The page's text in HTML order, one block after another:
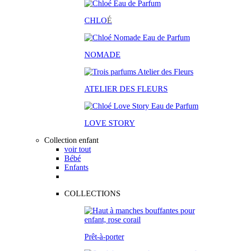
CHLOÉ
NOMADE
ATELIER DES FLEURS
LOVE STORY
Collection enfant
voir tout
Bébé
Enfants
COLLECTIONS
Prêt-à-porter